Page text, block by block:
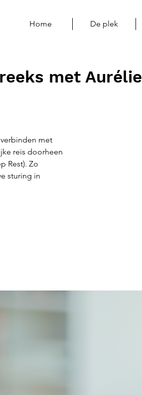
Home De plek
met Aurélie
met
reis doorheen
Rest). Zo
sturing in